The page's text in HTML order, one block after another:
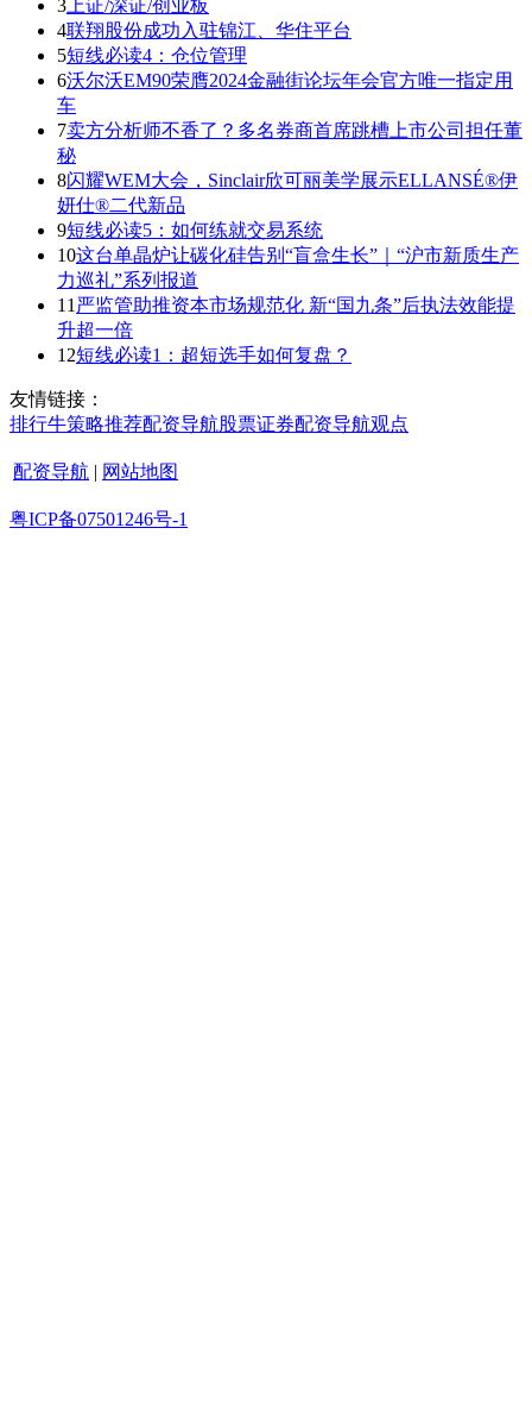
3 上证/深证/创业板
4联翔股份成功入驻锦江、华住平台
5短线必读4：仓位管理
6沃尔沃EM90荣膺2024金融街论坛年会官方唯一指定用
车
7卖方分析师不香了？多名券商首席跳槽上市公司担任董
秘
8闪耀WEM大会，Sinclair欣可丽美学展示ELLANSÉ®伊
妍仕®二代新品
9短线必读5：如何练就交易系统
10这台单晶炉让碳化硅告别“盲盒生长”｜“沪市新质生产
力巡礼”系列报道
11 严监管助推资本市场规范化 新“国九条”后执法效能提
升超一倍
12短线必读1：超短选手如何复盘？
友情链接：
排行牛策略推荐配资导航股票证券配资导航观点
配资导航 | 网站地图
粤ICP备07501246号-1